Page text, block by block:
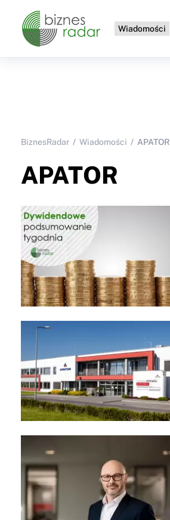
Wiadomości
BiznesRadar Wiadomości APATOR
APATOR